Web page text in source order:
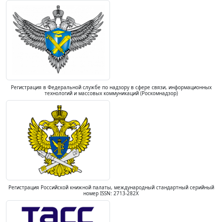
Регистрация в Федеральной службе по надзору в сфере связи, информационных
технологий и массовых коммуникаций (Роскомнадзор)
Регистрация Российской книжной палаты, международный стандартный серийный
номер ISSN: 2713-282X